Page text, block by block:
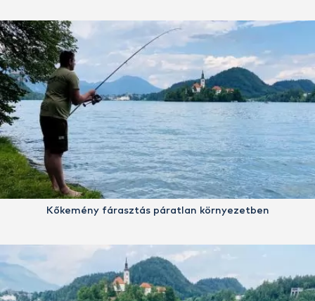
Kőkemény fárasztás páratlan környezetben